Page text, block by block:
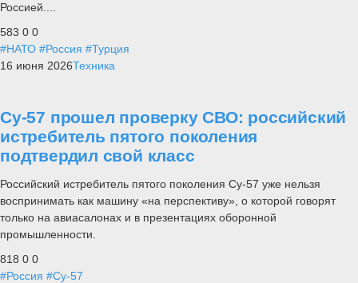
Россией....
583 0 0
#НАТО #Россия #Турция
16 июня 2026Техника
Су-57 прошел проверку СВО: российский
истребитель пятого поколения
подтвердил свой класс
Российский истребитель пятого поколения Су-57 уже нельзя
воспринимать как машину «на перспективу», о которой говорят
только на авиасалонах и в презентациях оборонной
промышленности.
818 0 0
#Россия #Су-57